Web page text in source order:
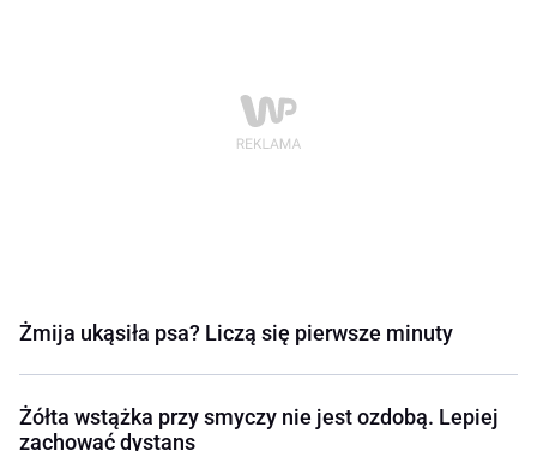
Żmija ukąsiła psa? Liczą się pierwsze minuty
Żółta wstążka przy smyczy nie jest ozdobą. Lepiej
zachować dystans